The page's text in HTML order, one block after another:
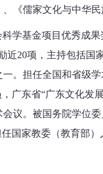
《儒家文化与中华
学基金项目优秀成
近20项，主持包括
。担任全国和省级
广东省“广东文化
议。被国务院学位
国家教委（教育部